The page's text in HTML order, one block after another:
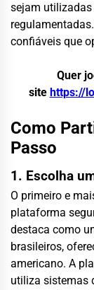
sejam
confiáveis que
Quer
site https://
Como
Passo
1. Escolha
O primeiro e
plataforma
destaca como
brasileiros,
americano. A
utiliza sistemas